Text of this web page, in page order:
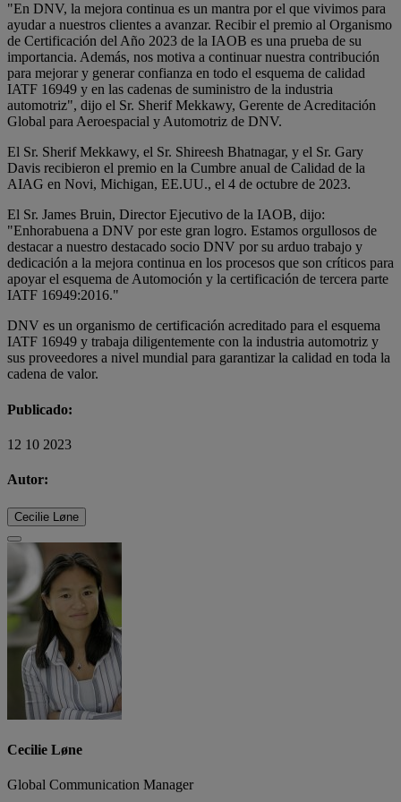
"En DNV, la mejora continua es un mantra por el que vivimos para
ayudar a nuestros clientes a avanzar. Recibir el premio al Organismo
de Certificación del Año 2023 de la IAOB es una prueba de su
importancia. Además, nos motiva a continuar nuestra contribución
para mejorar y generar confianza en todo el esquema de calidad
IATF 16949 y en las cadenas de suministro de la industria
automotriz", dijo el Sr. Sherif Mekkawy, Gerente de Acreditación
Global para Aeroespacial y Automotriz de DNV.
El Sr. Sherif Mekkawy, el Sr. Shireesh Bhatnagar, y el Sr. Gary
Davis recibieron el premio en la Cumbre anual de Calidad de la
AIAG en Novi, Michigan, EE.UU., el 4 de octubre de 2023.
El Sr. James Bruin, Director Ejecutivo de la IAOB, dijo:
"Enhorabuena a DNV por este gran logro. Estamos orgullosos de
destacar a nuestro destacado socio DNV por su arduo trabajo y
dedicación a la mejora continua en los procesos que son críticos para
apoyar el esquema de Automoción y la certificación de tercera parte
IATF 16949:2016."
DNV es un organismo de certificación acreditado para el esquema
IATF 16949 y trabaja diligentemente con la industria automotriz y
sus proveedores a nivel mundial para garantizar la calidad en toda la
cadena de valor.
Publicado:
12 10 2023
Autor:
Cecilie Løne
Cecilie Løne
Global Communication Manager